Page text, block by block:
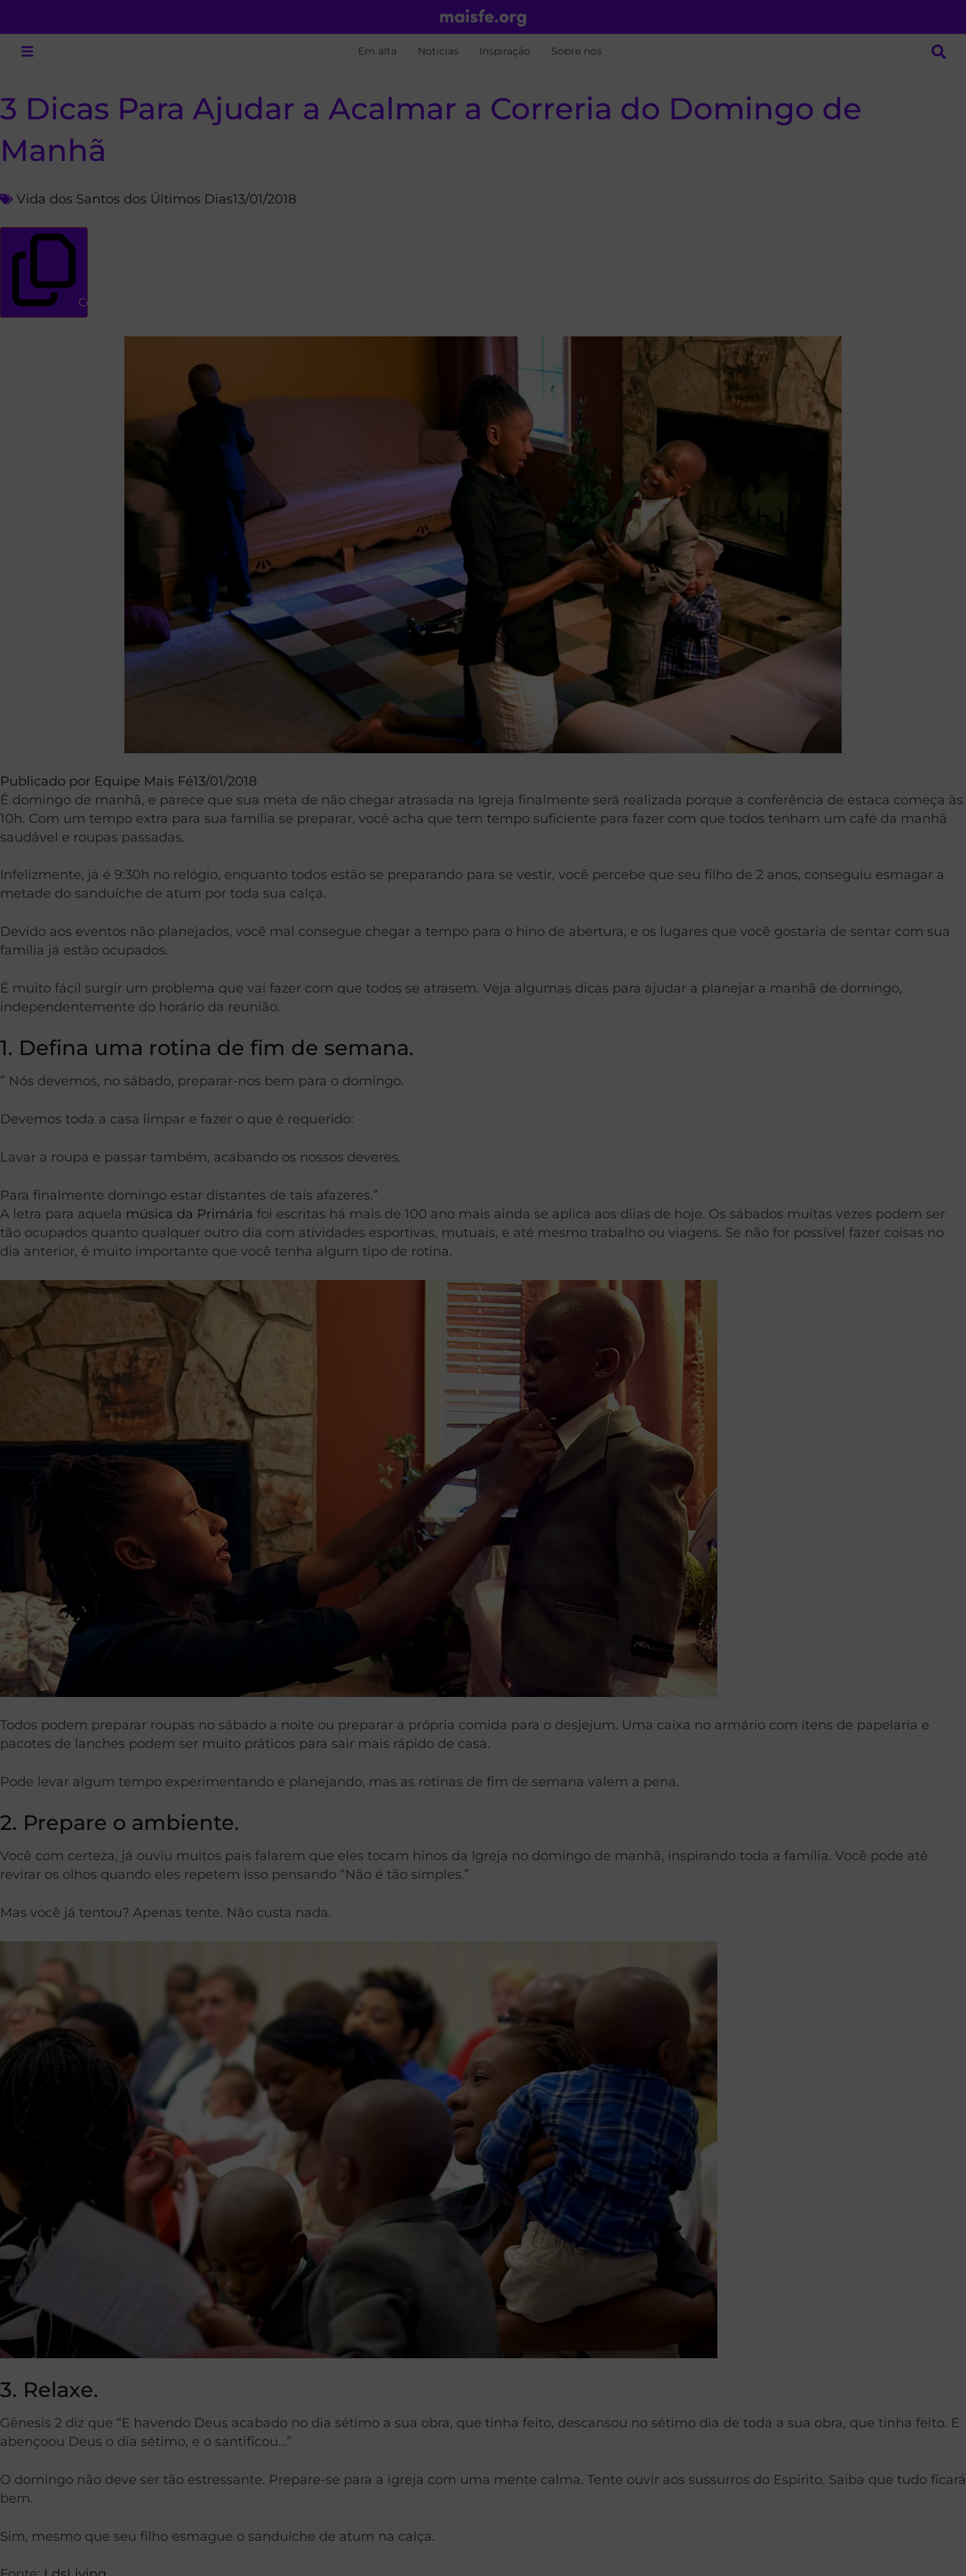
Em alta Notícias Inspiração Sobre nós
3 Dicas Para Ajudar a Acalmar a Correria do Domingo de
Manhã
Vida dos Santos dos Últimos Dias13/01/2018
Copiar link
Publicado por Equipe Mais Fé13/01/2018
É domingo de manhã, e parece que sua meta de não chegar atrasada na Igreja finalmente será realizada porque a conferência de estaca começa às
10h. Com um tempo extra para sua família se preparar, você acha que tem tempo suficiente para fazer com que todos tenham um café da manhã
saudável e roupas passadas.
Infelizmente, já é 9:30h no relógio, enquanto todos estão se preparando para se vestir, você percebe que seu filho de 2 anos, conseguiu esmagar a
metade do sanduíche de atum por toda sua calça.
Devido aos eventos não planejados, você mal consegue chegar a tempo para o hino de abertura, e os lugares que você gostaria de sentar com sua
família já estão ocupados.
É muito fácil surgir um problema que vai fazer com que todos se atrasem. Veja algumas dicas para ajudar a planejar a manhã de domingo,
independentemente do horário da reunião.
1. Defina uma rotina de fim de semana.
” Nós devemos, no sábado, preparar-nos bem para o domingo.
Devemos toda a casa limpar e fazer o que é requerido:
Lavar a roupa e passar também, acabando os nossos deveres.
Para finalmente domingo estar distantes de tais afazeres.”
A letra para aquela música da Primária foi escritas há mais de 100 ano mais ainda se aplica aos diias de hoje. Os sábados muitas vezes podem ser
tão ocupados quanto qualquer outro dia com atividades esportivas, mutuais, e até mesmo trabalho ou viagens. Se não for possível fazer coisas no
dia anterior, é muito importante que você tenha algum tipo de rotina.
Todos podem preparar roupas no sábado a noite ou preparar a própria comida para o desjejum. Uma caixa no armário com itens de papelaria e
pacotes de lanches podem ser muito práticos para sair mais rápido de casa.
Pode levar algum tempo experimentando e planejando, mas as rotinas de fim de semana valem a pena.
2. Prepare o ambiente.
Você com certeza, já ouviu muitos pais falarem que eles tocam hinos da Igreja no domingo de manhã, inspirando toda a família. Você pode até
revirar os olhos quando eles repetem isso pensando “Não é tão simples.”
Mas você já tentou? Apenas tente. Não custa nada.
3. Relaxe.
Gênesis 2 diz que “E havendo Deus acabado no dia sétimo a sua obra, que tinha feito, descansou no sétimo dia de toda a sua obra, que tinha feito. E
abençoou Deus o dia sétimo, e o santificou…”
O domingo não deve ser tão estressante. Prepare-se para a igreja com uma mente calma. Tente ouvir aos sussurros do Espirito. Saiba que tudo ficará
bem.
Sim, mesmo que seu filho esmague o sanduíche de atum na calça.